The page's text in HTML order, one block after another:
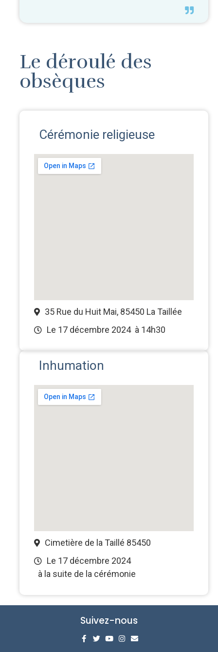
Le déroulé des
obsèques
Cérémonie religieuse
35 Rue du Huit Mai, 85450 La Taillée
Le 17 décembre 2024à 14h30
Inhumation
Cimetière de la Taillé 85450
Le 17 décembre 2024
à la suite de la cérémonie
Suivez-nous